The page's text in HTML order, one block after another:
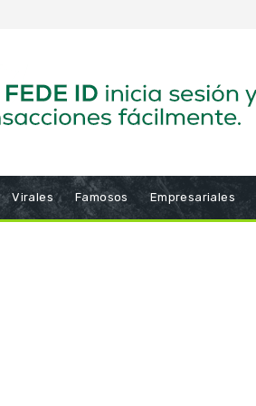
Virales Famosos Empresariales